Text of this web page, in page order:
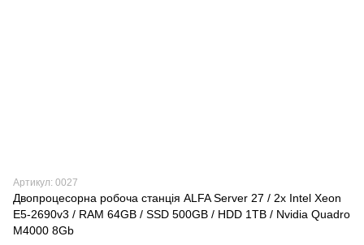
Артикул: 0027
Двопроцесорна робоча станція ALFA Server 27 / 2x Intel Xeon
E5-2690v3 / RAM 64GB / SSD 500GB / HDD 1TB / Nvidia Quadro
M4000 8Gb